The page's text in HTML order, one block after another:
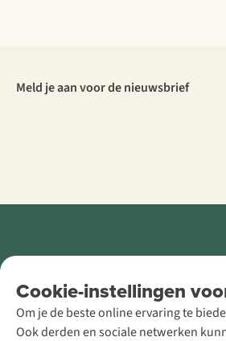
Cookie-instellingen
Om je de beste online ervaring te
Ook derden en sociale netwerken
Meld je aan voor de nieuwsbrief
Retail Concepts
NV,
Smallandlaan